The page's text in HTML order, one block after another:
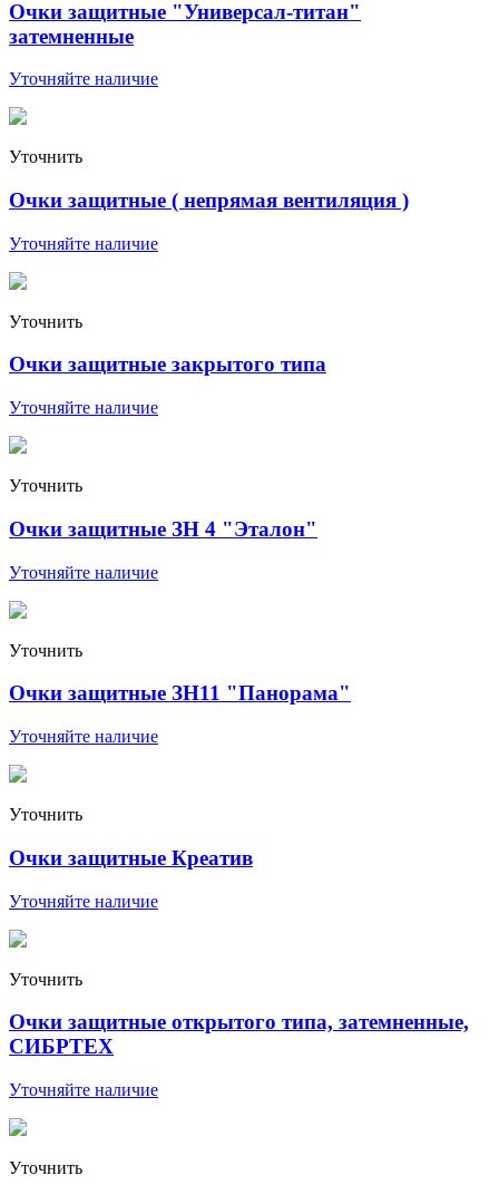
Очки защитные "Универсал-титан"
затемненные
Уточняйте наличие
Уточнить
Очки защитные ( непрямая вентиляция )
Уточняйте наличие
Уточнить
Очки защитные закрытого типа
Уточняйте наличие
Уточнить
Очки защитные ЗН 4 "Эталон"
Уточняйте наличие
Уточнить
Очки защитные ЗН11 "Панорама"
Уточняйте наличие
Уточнить
Очки защитные Креатив
Уточняйте наличие
Уточнить
Очки защитные открытого типа, затемненные,
СИБРТЕХ
Уточняйте наличие
Уточнить